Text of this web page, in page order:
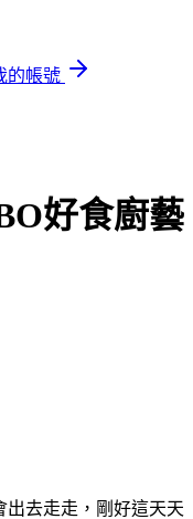
的帳號
好食廚藝
去走走，剛好這天天